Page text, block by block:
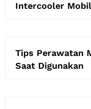
Intercooler Mobil
Tips Perawatan
Saat Digunakan